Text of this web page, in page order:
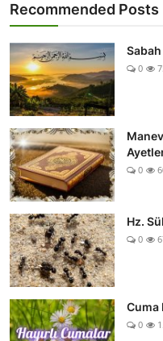
Recommended Posts
0
0
Hz.
0
Cuma
0